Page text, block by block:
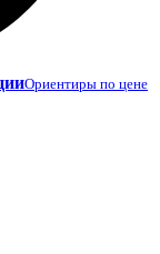
Ориентиры по цене